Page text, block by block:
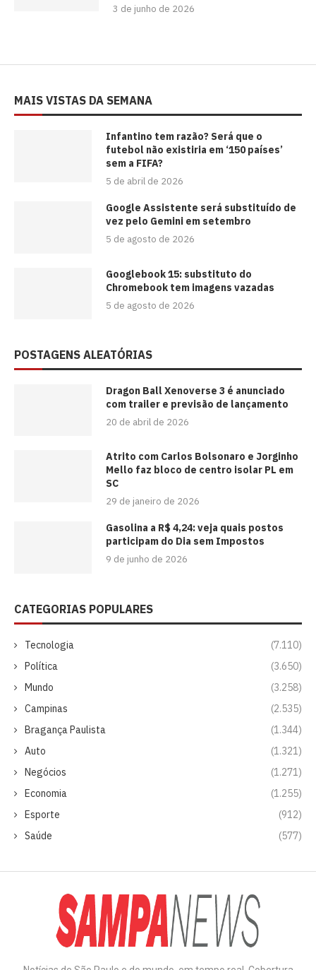
3 de junho de 2026
MAIS VISTAS DA SEMANA
⁠Infantino tem razão? Será que o
futebol não existiria em ‘150 países’
sem a FIFA?
5 de abril de 2026
Google Assistente será substituído de
vez pelo Gemini em setembro
5 de agosto de 2026
Googlebook 15: substituto do
Chromebook tem imagens vazadas
5 de agosto de 2026
POSTAGENS ALEATÓRIAS
Dragon Ball Xenoverse 3 é anunciado
com trailer e previsão de lançamento
20 de abril de 2026
Atrito com Carlos Bolsonaro e Jorginho
Mello faz bloco de centro isolar PL em
SC
29 de janeiro de 2026
Gasolina a R$ 4,24: veja quais postos
participam do Dia sem Impostos
9 de junho de 2026
CATEGORIAS POPULARES
Tecnologia
(7.110)
Política
(3.650)
Mundo
(3.258)
Campinas
(2.535)
Bragança Paulista
(1.344)
Auto
(1.321)
Negócios
(1.271)
Economia
(1.255)
Esporte
(912)
Saúde
(577)